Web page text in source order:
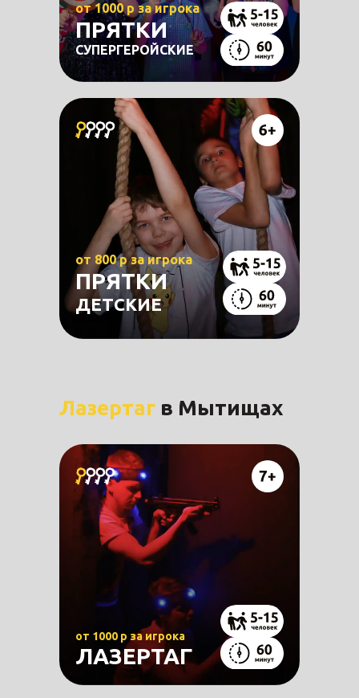
от 1000 р за игрока
ПРЯТКИ
СУПЕРГЕРОЙСКИЕ
от 800 р за игрока
ПРЯТКИ
ДЕТСКИЕ
Лазертаг в Мытищах
от 1000 р за игрока
ЛАЗЕРТАГ